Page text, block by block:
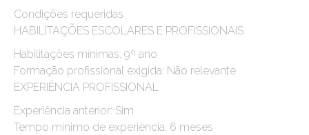
Condições requeridas
HABILITAÇÕES ESCOLARES E PROFISSIONAIS
Habilitações mínimas: 9º ano
Formação profissional exigida: Não relevante
EXPERIÊNCIA PROFISSIONAL
Experiência anterior: Sim
Tempo mínimo de experiência: 6 meses